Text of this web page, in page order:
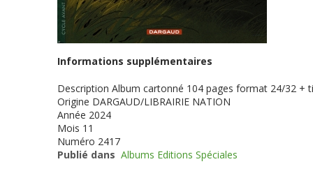
Informations supplémentaires
Description Album cartonné 104 pages format 24/32 +
Origine DARGAUD/LIBRAIRIE NATION
Année 2024
Mois 11
Numéro 2417
Publié dans Albums Editions Spéciales